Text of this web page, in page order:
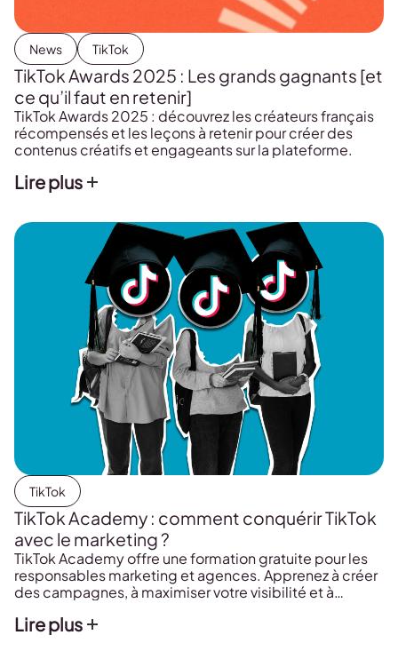
News TikTok
TikTok Awards 2025 : Les grands gagnants [et
ce qu’il faut en retenir]
TikTok Awards 2025 : découvrez les créateurs français
récompensés et les leçons à retenir pour créer des
contenus créatifs et engageants sur la plateforme.
Lire plus
TikTok
TikTok Academy : comment conquérir TikTok
avec le marketing ?
TikTok Academy offre une formation gratuite pour les
responsables marketing et agences. Apprenez à créer
des campagnes, à maximiser votre visibilité et à
cas et webinaires pour réussir sur TikTok.
Lire plus